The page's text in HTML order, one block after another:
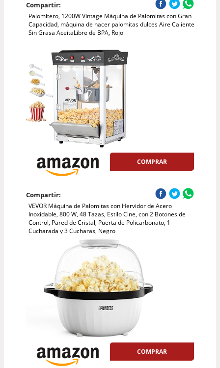
Compartir:
Palomitero, 1200W Vintage Máquina de Palomitas con Gran
Capacidad, máquina de hacer palomitas dulces Aire Caliente
Sin Grasa AceitaLibre de BPA, Rojo
COMPRAR
Compartir:
VEVOR Máquina de Palomitas con Hervidor de Acero
Inoxidable, 800 W, 48 Tazas, Estilo Cine, con 2 Botones de
Control, Pared de Cristal, Puerta de Policarbonato, 1
Cucharada y 3 Cucharas, Negro
COMPRAR